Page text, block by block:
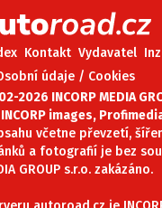
Kontakt Vydavatel
údaje / Cookies
2026 INCORP MEDIA
images,
včetne převzetí,
a fotografií je bez
GROUP s.r.o. zakázáno.